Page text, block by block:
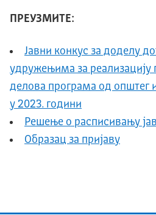
ПРЕУЗМИТЕ:
Јавни конкус за доделу
удружењима за реализацију
делова програма од општег
у 2023. години
Решење о расписивању
Образац за пријаву